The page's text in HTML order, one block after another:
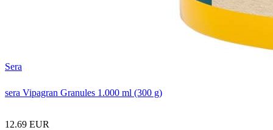
Sera
sera Vipagran Granules 1.000 ml (300 g)
12.69 EUR